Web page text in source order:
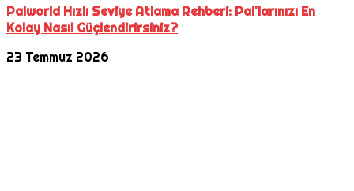
Palworld Hızlı Seviye Atlama Rehberi: Pal'larınızı En
Kolay Nasıl Güçlendirirsiniz?
23 Temmuz 2026